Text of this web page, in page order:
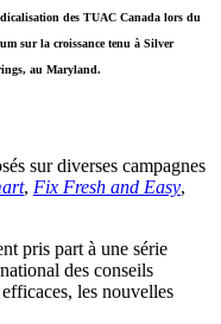
des TUAC Canada lors du
sur la croissance tenu à Silver
au Maryland.
sur diverses campagnes
, Fix Fresh and Easy,
pris part à une série
des conseils
les nouvelles